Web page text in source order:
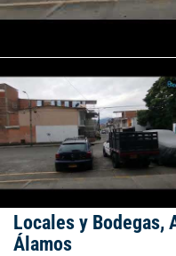
Locales y Bodegas,
Álamos